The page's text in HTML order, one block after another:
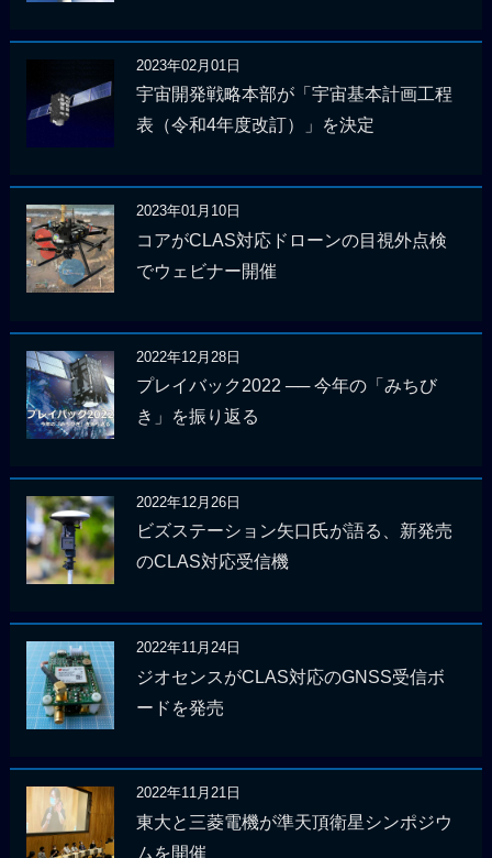
2023年02月01日
宇宙開発戦略本部が「宇宙基本計画工程
表（令和4年度改訂）」を決定
2023年01月10日
コアがCLAS対応ドローンの目視外点検
でウェビナー開催
2022年12月28日
プレイバック2022 ── 今年の「みちび
き」を振り返る
2022年12月26日
ビズステーション矢口氏が語る、新発売
のCLAS対応受信機
2022年11月24日
ジオセンスがCLAS対応のGNSS受信ボ
ードを発売
2022年11月21日
東大と三菱電機が準天頂衛星シンポジウ
ムを開催